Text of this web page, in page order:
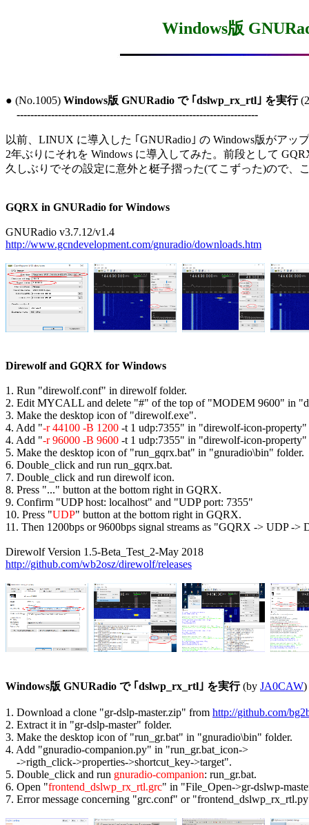
Windows版
● (No.1005) Windows版 GNURadio で ｢dslwp_rx_rtl｣ を実行
----------------------------------------------------------------------
以前、LINUX に導入した ｢GNURadio｣ の Windows版がアッ
2年ぶりにそれを Windows に導入してみた。前段として
久しぶりでその設定に意外と梃子摺った(てこずった)ので、
GQRX in GNURadio for Windows
http://www.gcndevelopment.com/gnuradio/downloads.htm
Direwolf and GQRX for Windows
1. Run "direwolf.conf" in direwolf folder.
2. Edit MYCALL and delete "#" of the top of "MODEM 9600" in
3. Make the desktop icon of "direwolf.exe".
4. Add "-r 44100 -B 1200 -t 1 udp:7355" in "direwolf-icon-property"
4. Add "-r 96000 -B 9600 -t 1 udp:7355" in "direwolf-icon-property"
5. Make the desktop icon of "run_gqrx.bat" in "gnuradio\bin" folder.
6. Double_click and run run_gqrx.bat.
7. Double_click and run direwolf icon.
8. Press "..." button at the bottom right in GQRX.
9. Confirm "UDP host: localhost" and "UDP port: 7355"
10. Press "UDP" button at the bottom right in GQRX.
11. Then 1200bps or 9600bps signal streams as "GQRX -> UDP ->
http://github.com/wb2osz/direwolf/releases
Windows版 GNURadio で ｢dslwp_rx_rtl｣ を実行 (by JA0CAW)
1. Download a clone "gr-dslp-master.zip" from http://github.com/
2. Extract it in "gr-dslp-master" folder.
3. Make the desktop icon of "run_gr.bat" in "gnuradio\bin" folder.
4. Add "gnuradio-companion.py" in "run_gr.bat_icon->
    ->rigth_click->properties->shortcut_key->target".
5. Double_click and run gnuradio-companion: run_gr.bat.
6. Open "frontend_dslwp_rx_rtl.grc" in "File_Open->gr-dslwp-
7. Error message concerning "grc.conf" or